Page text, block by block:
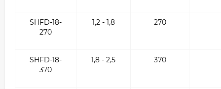
SHFD-18-
270
1,2 - 1,8 270
SHFD-18-
370
1,8 - 2,5 370